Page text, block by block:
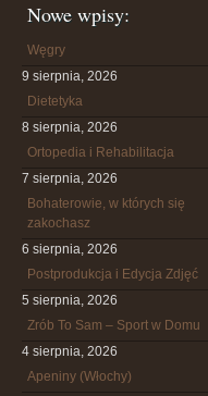
Nowe wpisy:
Węgry
9 sierpnia, 2026
Dietetyka
8 sierpnia, 2026
Ortopedia i Rehabilitacja
7 sierpnia, 2026
Bohaterowie, w których się
zakochasz
6 sierpnia, 2026
Postprodukcja i Edycja Zdjęć
5 sierpnia, 2026
Zrób To Sam – Sport w Domu
4 sierpnia, 2026
Apeniny (Włochy)